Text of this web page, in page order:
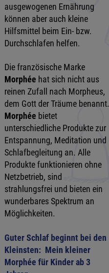
ausgewogenen Ernährung
können aber auch kleine
Hilfsmittel beim Ein- bzw.
Durchschlafen helfen.
Die französische Marke
Morphée hat sich nicht aus
reinen Zufall nach Morpheus,
dem Gott der Träume benannt.
Morphée bietet
unterschiedliche Produkte zur
Entspannung, Meditation und
Schlafbegleitung an. Alle
Produkte funktionieren ohne
Netzbetrieb, sind
strahlungsfrei und bieten ein
wunderbares Spektrum an
Möglichkeiten.
Guter Schlaf beginnt bei den
Kleinsten: Mein kleiner
Morphée für Kinder ab 3